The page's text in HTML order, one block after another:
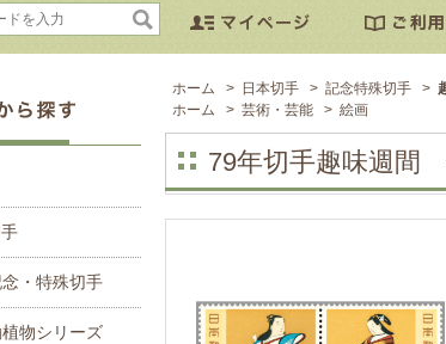
ホーム > 日本切手 > 記念特殊切手 >
ホーム
> 芸術・芸能 > 絵画
79年切手趣味週間
・特殊切手
植物シリーズ